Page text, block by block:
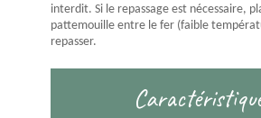
interdit. Si le repassage est nécessaire,
pattemouille entre le fer (faible
repasser.